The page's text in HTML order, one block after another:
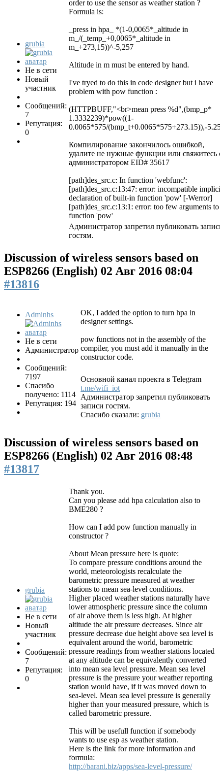
grubia
Не в сети
Новый
участник
Сообщений:
7
Репутация:
0
order to use the sensor as weather station ?
Formula is:
_press in hpa_ *(1-0,0065*_altitude in
m_/(_temp_+0,0065*_altitude in
m_+273,15))^-5,257
Altitude in m must be entered by hand.
I've tryed to do this in code designer but i have
problem with pow function :
(HTTPBUFF,"<br>mean press %d",(bmp_p*
1.3332239)*pow((1-
0.0065*575/(bmp_t+0.0065*575+273.15)),-
Компилирование закончилось ошибкой,
удалите не нужные функции или свяжитесь
администратором EID# 35617
[path]des_src.c: In function 'webfunc':
[path]des_src.c:13:47: error: incompatible
declaration of built-in function 'pow' [-Werror]
[path]des_src.c:13:1: error: too few arguments to
function 'pow'
Администратор запретил публиковать
гостям.
Discussion of wireless sensors based on
ESP8266 (English) 02 Авг 2016 08:04
#13816
Adminhs
Не в сети
Администратор
Сообщений:
7197
Спасибо
получено: 1114
Репутация: 194
OK, I added the option to turn hpa in
designer settings.
pow functions not in the assembly of the
compiler, you must add it manually in the
constructor code.
Основной канал проекта в Telegram
t.me/wifi_iot
Администратор запретил публиковать
записи гостям.
Спасибо сказали: grubia
Discussion of wireless sensors based on
ESP8266 (English) 02 Авг 2016 08:48
#13817
grubia
Не в сети
Новый
участник
Сообщений:
7
Репутация:
0
Thank you.
Can you please add hpa calculation also to
BME280 ?
How can I add pow function manually in
constructor ?
About Mean pressure here is quote:
To compare pressure conditions around the
world, meteorologists recalculate the
barometric pressure measured at weather
stations to mean sea-level conditions.
Higher placed weather stations naturally have
lower atmospheric pressure since the column
of air above them is less high. At higher
altitude the air pressure decreases. Since air
pressure decrease due height above sea level is
equivalent around the world, barometric
pressure readings from weather stations located
at any altitude can be equivalently converted
into mean sea level pressure. Mean sea level
pressure is the pressure your weather reporting
station would have, if it was moved down to
sea-level. Mean sea level pressure is generally
higher than your measured pressure, which is
called barometric pressure.
This will be usefull function if somebody
wants to use esp as weather station.
Here is the link for more information and
formula:
http://barani.biz/apps/sea-level-pressure/